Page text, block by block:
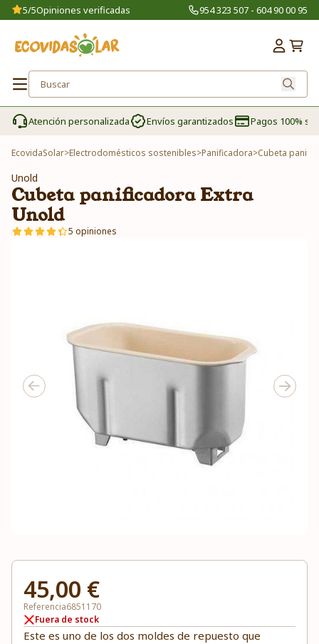
5/5Opiniones verificadas 954 323 507 - 604 90 00 95
Atención personalizada Envíos garantizados Pagos 100%
EcovidaSolar>Electrodomésticos sostenibles>Panificadora>Cubeta
Unold
Cubeta panificadora Extra
Unold
5 opiniones
45,00 €
Referencia6851170
Fuera de stock
Este es uno de los dos moldes de repuesto que